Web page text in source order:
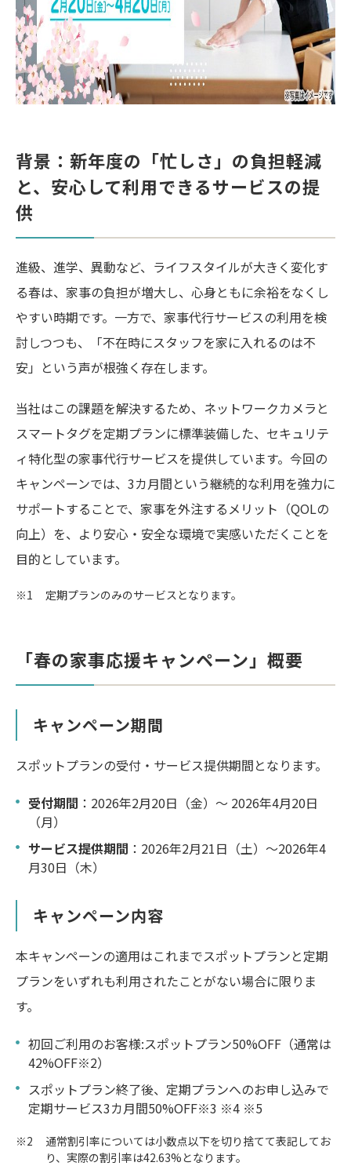
背景：新年度の「忙しさ」の負担軽減
と、安心して利用できるサービスの提
供
進級、進学、異動など、ライフスタイルが大きく変化す
る春は、家事の負担が増大し、心身ともに余裕をなくし
やすい時期です。一方で、家事代行サービスの利用を検
討しつつも、「不在時にスタッフを家に入れるのは不
安」という声が根強く存在します。
当社はこの課題を解決するため、ネットワークカメラと
スマートタグを定期プランに標準装備した、セキュリテ
ィ特化型の家事代行サービスを提供しています。今回の
キャンペーンでは、3カ月間という継続的な利用を強力に
サポートすることで、家事を外注するメリット（QOLの
向上）を、より安心・安全な環境で実感いただくことを
目的としています。
※1 定期プランのみのサービスとなります。
「春の家事応援キャンペーン」概要
キャンペーン期間
スポットプランの受付・サービス提供期間となります。
受付期間 ：2026年2月20日（金）～ 2026年4月20日
（月）
サービス提供期間 ：2026年2月21日（土）～2026年4
月30日（木）
キャンペーン内容
本キャンペーンの適用はこれまでスポットプランと定期
プランをいずれも利用されたことがない場合に限りま
す。
初回ご利用のお客様:スポットプラン50%OFF（通常は
42%OFF※2）
スポットプラン終了後、定期プランへのお申し込みで
定期サービス3カ月間50%OFF※3 ※4 ※5
※2
通常割引率については小数点以下を切り捨てて表記してお
り、実際の割引率は42.63%となります。